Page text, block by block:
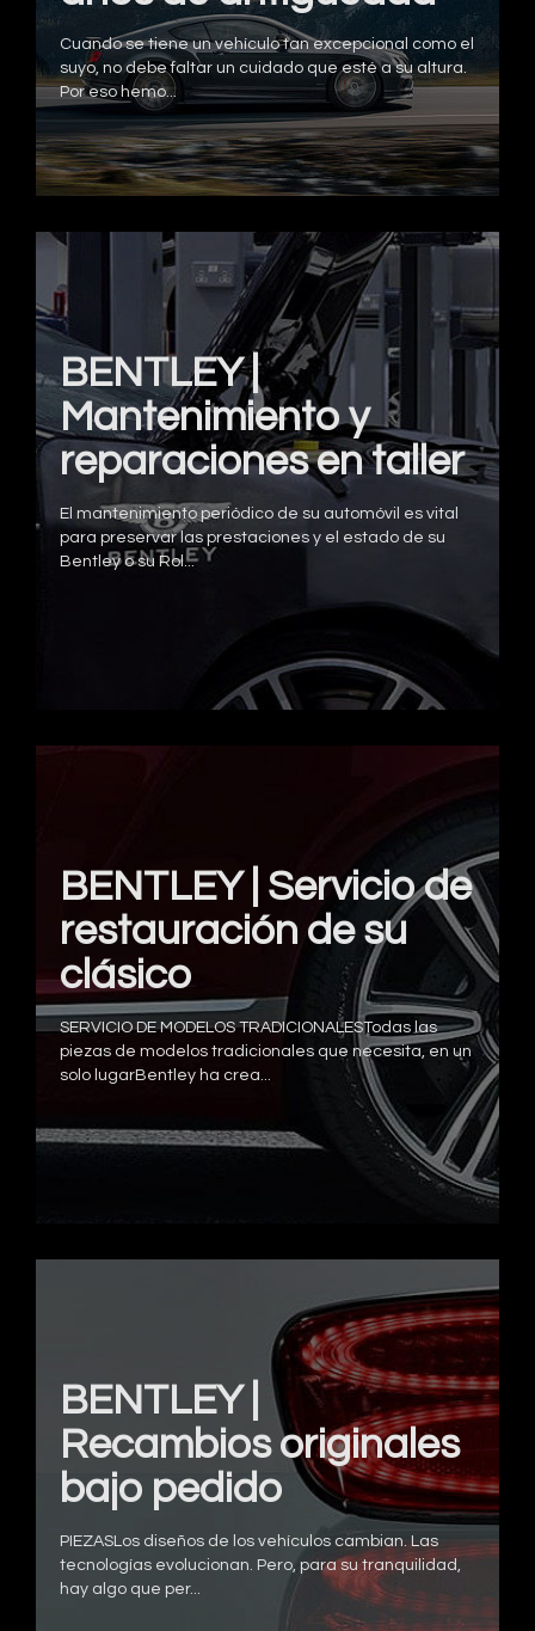
Cuando se tiene un vehículo tan excepcional como el
suyo, no debe faltar un cuidado que esté a su altura.
Por eso hemo...
BENTLEY |
Mantenimiento y
reparaciones en taller
El mantenimiento periódico de su automóvil es vital
para preservar las prestaciones y el estado de su
Bentley o su Rol...
BENTLEY | Servicio de
restauración de su
clásico
SERVICIO DE MODELOS TRADICIONALESTodas las
piezas de modelos tradicionales que necesita, en un
solo lugarBentley ha crea...
BENTLEY |
Recambios originales
bajo pedido
PIEZASLos diseños de los vehículos cambian. Las
tecnologías evolucionan. Pero, para su tranquilidad,
hay algo que per...